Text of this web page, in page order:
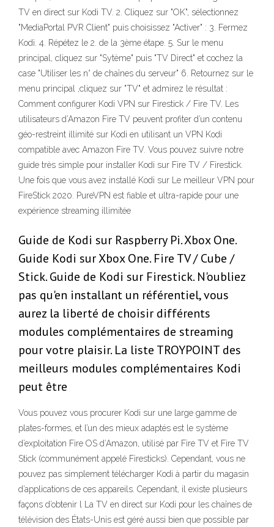
TV en direct sur Kodi TV. 2. Cliquez sur "OK", sélectionnez
"MediaPortal PVR Client" puis choisissez "Activer" : 3. Fermez
Kodi. 4. Répétez le 2. de la 3ème étape. 5. Sur le menu
principal, cliquez sur "Sytème" puis "TV Direct" et cochez la
case "Utiliser les n° de chaînes du serveur" 6. Retournez sur le
menu principal ,cliquez sur "TV" et admirez le résultat :
Comment configurer Kodi VPN sur Firestick / Fire TV. Les
utilisateurs d’Amazon Fire TV peuvent profiter d’un contenu
géo-restreint illimité sur Kodi en utilisant un VPN Kodi
compatible avec Amazon Fire TV. Vous pouvez suivre notre
guide très simple pour installer Kodi sur Fire TV / Firestick.
Une fois que vous avez installé Kodi sur Le meilleur VPN pour
FireStick 2020. PureVPN est fiable et ultra-rapide pour une
expérience streaming illimitée
Guide de Kodi sur Raspberry Pi. Xbox One.
Guide Kodi sur Xbox One. Fire TV / Cube /
Stick. Guide de Kodi sur Firestick. N'oubliez
pas qu'en installant un référentiel, vous
aurez la liberté de choisir différents
modules complémentaires de streaming
pour votre plaisir. La liste TROYPOINT des
meilleurs modules complémentaires Kodi
peut être
Vous pouvez vous procurer Kodi sur une large gamme de
plates-formes, et l’un des mieux adaptés est le système
d’exploitation Fire OS d’Amazon, utilisé par Fire TV et Fire TV
Stick (communément appelé Firesticks). Cependant, vous ne
pouvez pas simplement télécharger Kodi à partir du magasin
d’applications de ces appareils. Cependant, il existe plusieurs
façons d’obtenir l La TV en direct sur Kodi pour les chaînes de
télévision des États-Unis est géré aussi bien que possible par